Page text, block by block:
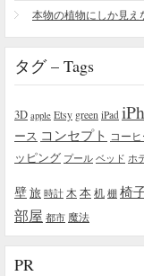
タグ – Tags
3D apple Etsy green iPad
ース コンセプト コー
ッピング プール ベッド ホ
壁旅 時計 木 本机 棚 椅
部屋 都市 魔法
PR